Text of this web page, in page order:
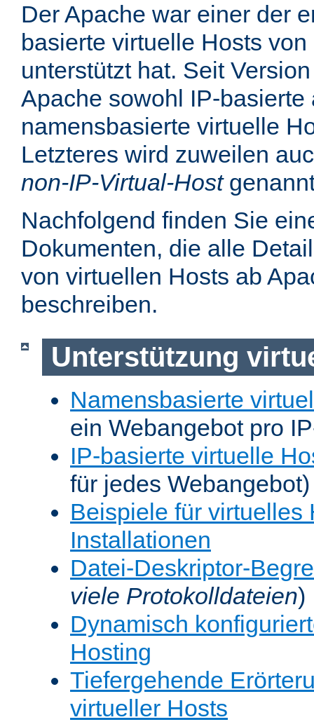
Der Apache war einer der
basierte virtuelle Hosts
unterstützt hat. Seit
Apache sowohl IP-basierte
namensbasierte virtuelle
Letzteres wird zuweilen
non-IP-Virtual-Host
Nachfolgend finden Sie
Dokumenten, die alle
von virtuellen Hosts ab
beschreiben.
Unterstützung
Namensbasierte
ein Webangebot pro
IP-basierte virtuelle
für jedes Webangebot)
Beispiele für virtuelles
Installationen
Datei-Deskriptor-
viele Protokolldateien)
Dynamisch
Hosting
Tiefergehende
virtueller Hosts